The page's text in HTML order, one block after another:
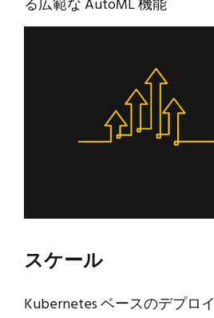
る広範な AutoML 機能
スケール
Kubernetes ベースのデプロイ